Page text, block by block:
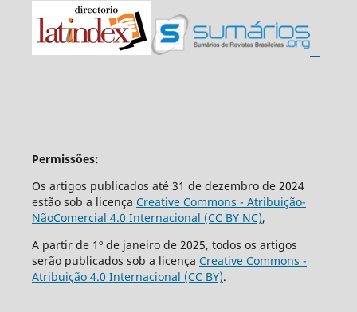
Permissões:
Os artigos publicados até 31 de dezembro de 2024
estão sob a licença Creative Commons - Atribuição-
NãoComercial 4.0 Internacional (CC BY NC),
A partir de 1º de janeiro de 2025, todos os artigos
serão publicados sob a licença Creative Commons -
Atribuição 4.0 Internacional (CC BY).